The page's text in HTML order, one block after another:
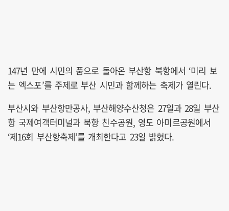
147년 만에 시민의 품으로 돌아온 부산항 북항에서 ‘미리 보
는 엑스포’를 주제로 부산 시민과 함께하는 축제가 열린다.
부산시와 부산항만공사, 부산해양수산청은 27일과 28일 부산
항 국제여객터미널과 북항 친수공원, 영도 아미르공원에서
‘제16회 부산항축제’를 개최한다고 23일 밝혔다.